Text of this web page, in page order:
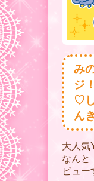
み
ジ
♡
ん
大人気
なんと
ビュー